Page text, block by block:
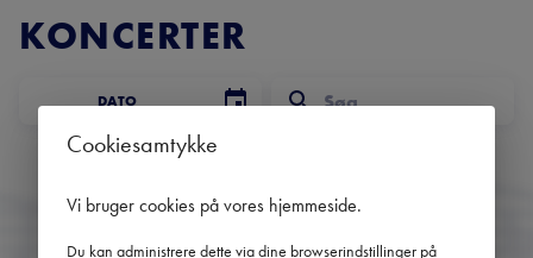
KONCERTER
DATO
Ingen kommende koncerter
Cookiesamtykke
Vi bruger cookies på vores hjemmeside.
Du kan administrere dette via dine browserindstillinger på